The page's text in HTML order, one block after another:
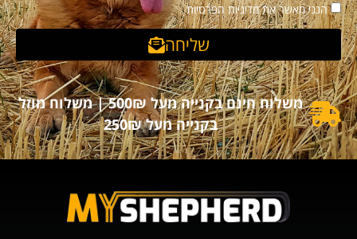
הנני מאשר את מדיניות הפרטיות
שליחה
משלוח חינם בקנייה מעל 500₪ | משלוח מוזל
בקנייה מעל 250₪